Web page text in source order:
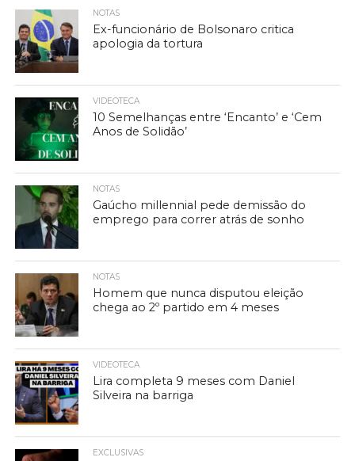
NOTAS
Ex-funcionário de Bolsonaro critica
apologia da tortura
VIDEOTECA
10 Semelhanças entre ‘Encanto’ e ‘Cem
Anos de Solidão’
NOTAS
Gaúcho millennial pede demissão do
emprego para correr atrás de sonho
NOTAS
Homem que nunca disputou eleição
chega ao 2º partido em 4 meses
VIDEOTECA
Lira completa 9 meses com Daniel
Silveira na barriga
EXCLUSIVAS